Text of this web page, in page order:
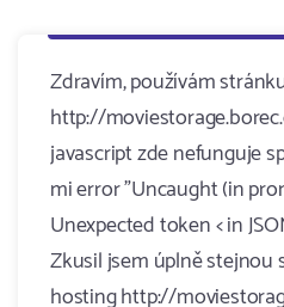
Zdravím, používám
http://
javascript zde nefunguje
mi error "Uncaught (in
Unexpected token < in
Zkusil jsem úplně stejnou
hosting http://